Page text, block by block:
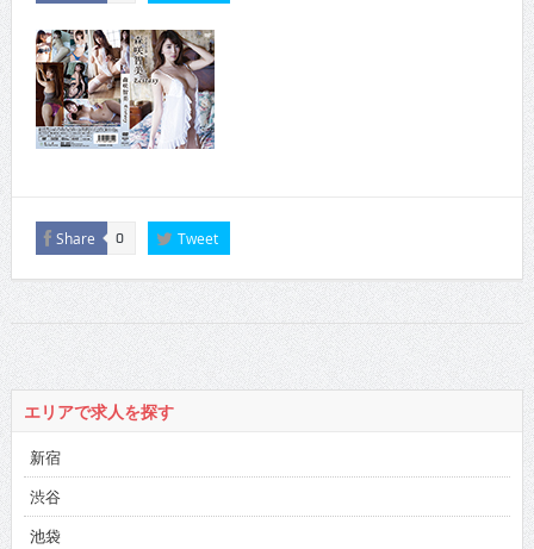
Share 0 Tweet
エリアで求人を探す
新宿
渋谷
池袋